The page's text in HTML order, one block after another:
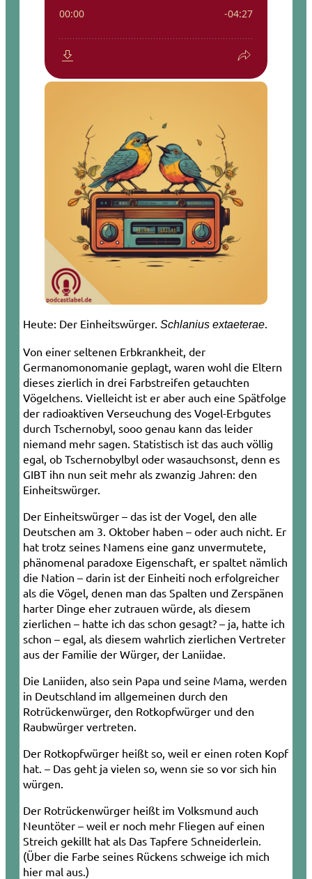
Heute: Der Einheitswürger. Schlanius extaeterae
Von einer seltenen Erbkrankheit, der
Germanomonomanie geplagt, waren wohl die Eltern
dieses zierlich in drei Farbstreifen getauchten
Vögelchens. Vielleicht ist er aber auch eine Spätfolge
der radioaktiven Verseuchung des Vogel-Erbgutes
durch Tschernobyl, sooo genau kann das leider
niemand mehr sagen. Statistisch ist das auch völlig
egal, ob Tschernobylbyl oder was­auch­sonst, denn es
GIBT ihn nun seit mehr als zwanzig Jahren: den
Einheitswürger.
Der Einheitswürger – das ist der Vogel, den alle
Deutschen am 3. Oktober haben – oder auch nicht. Er
hat trotz seines Namens eine ganz unvermutete,
phänomenal paradoxe Eigenschaft, er spaltet nämlich
die Nation – darin ist der Einheiti noch erfolgreicher
als die Vögel, denen man das Spalten und Zerspänen
harter Dinge eher zutrauen würde, als diesem
zierlichen – hatte ich das schon gesagt? – ja, hatte ich
schon – egal, als diesem wahrlich zierlichen Vertreter
aus der Familie der Würger, der Laniidae.
Die Laniiden, also sein Papa und seine Mama, werden
in Deutschland im allgemeinen durch den
Rotrückenwürger, den Rotkopfwürger und den
Raubwürger vertreten.
Der Rotkopfwürger heißt so, weil er einen roten Kopf
hat. – Das geht ja vielen so, wenn sie so vor sich hin
würgen.
Der Rotrückenwürger heißt im Volksmund auch
Neuntöter – weil er noch mehr Fliegen auf einen
Streich gekillt hat als Das Tapfere Schneiderlein.
(Über die Farbe seines Rückens schweige ich mich
hier mal aus.)